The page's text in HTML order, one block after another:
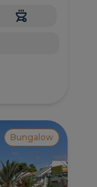
Bungalow